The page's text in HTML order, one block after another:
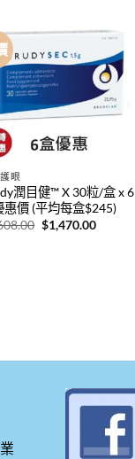
眼
潤目健™ X 30粒/盒 x 6
惠價 (平均每盒$245)
原
$1,470.00目